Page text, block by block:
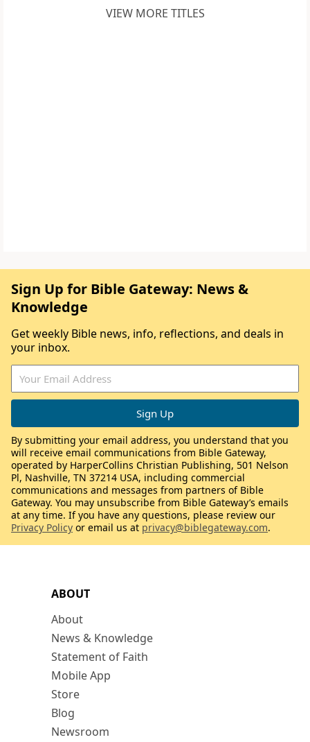
VIEW MORE TITLES
ABOUT
About
News & Knowledge
Statement of Faith
Mobile App
Store
Blog
Newsroom
Sign Up for Bible Gateway: News &
Knowledge
Get weekly Bible news, info, reflections, and deals in
your inbox.
By submitting your email address, you understand that you
will receive email communications from Bible Gateway,
operated by HarperCollins Christian Publishing, 501 Nelson
Pl, Nashville, TN 37214 USA, including commercial
communications and messages from partners of Bible
Gateway. You may unsubscribe from Bible Gateway’s emails
at any time. If you have any questions, please review our
Privacy Policy or email us at privacy@biblegateway.com.